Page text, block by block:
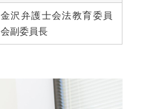
金沢弁護士会法教育委員
会副委員長